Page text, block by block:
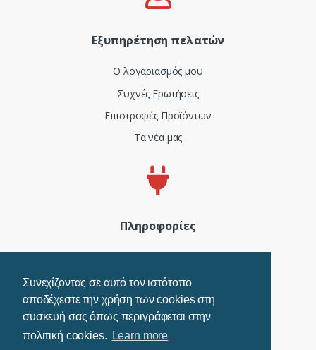
Συνεχίζοντας σε αυτό τον ιστότοπο
αποδέχεστε την χρήση των cookies στη
συσκευή σας όπως περιγράφεται στην
πολιτική cookies.
Learn more
Εξυπηρέτηση πελατών
Ο λογαριασμός μου
Συχνές Ερωτήσεις
Επιστροφές Προϊόντων
Τα νέα μας
Πληροφορίες
Όροι Χρήσης
Τρόποι Πληρωμής
Πολιτική Cookies